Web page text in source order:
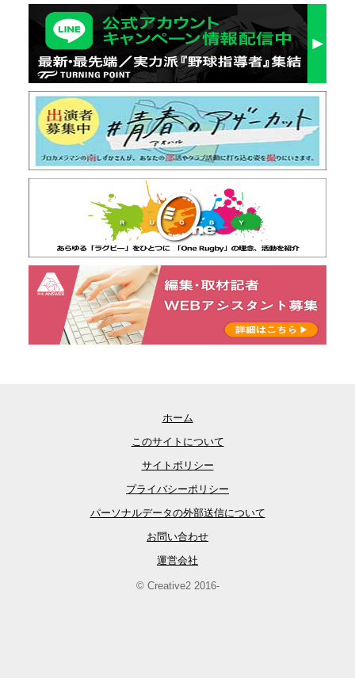
ホーム
このサイトについて
サイトポリシー
プライバシーポリシー
パーソナルデータの外部送信について
お問い合わせ
運営会社
© Creative2 2016-